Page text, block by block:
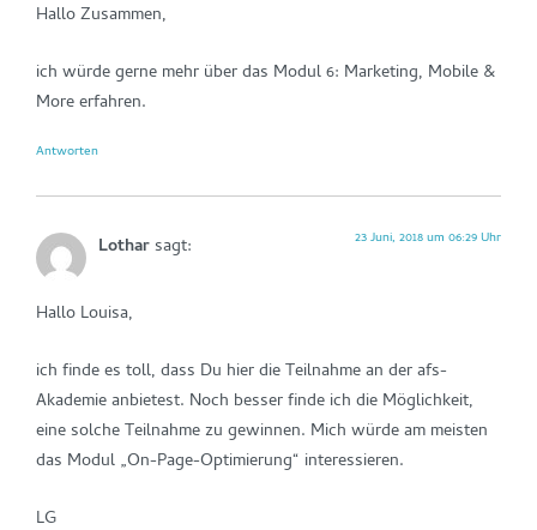
Hallo Zusammen,
ich würde gerne mehr über das Modul 6: Marketing, Mobile &
More erfahren.
Antworten
Lotharsagt: 23 Juni, 2018 um 06:29 Uhr
Hallo Louisa,
ich finde es toll, dass Du hier die Teilnahme an der afs-
Akademie anbietest. Noch besser finde ich die Möglichkeit,
eine solche Teilnahme zu gewinnen. Mich würde am meisten
das Modul „On-Page-Optimierung“ interessieren.
LG